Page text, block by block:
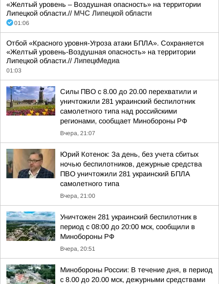
«Желтый уровень – Воздушная опасность» на территории
Липецкой области.// МЧС Липецкой области
01:06
Отбой «Красного уровня-Угроза атаки БПЛА». Сохраняется
«Желтый уровень-Воздушная опасность» на территории
Липецкой области.// ЛипецкМедиа
01:03
Силы ПВО с 8.00 до 20.00 перехватили и
уничтожили 281 украинский беспилотник
самолетного типа над российскими
регионами, сообщает Минобороны РФ
Вчера, 21:07
Юрий Котенок: За день, без учета сбитых
ночью беспилотников, дежурные средства
ПВО уничтожили 281 украинский БПЛА
самолетного типа
Вчера, 21:00
Уничтожен 281 украинский беспилотник в
период с 08:00 до 20:00 мск, сообщили в
Минобороны РФ
Вчера, 20:51
Минобороны России: В течение дня, в период
с 8.00 до 20.00 мск, дежурными средствами